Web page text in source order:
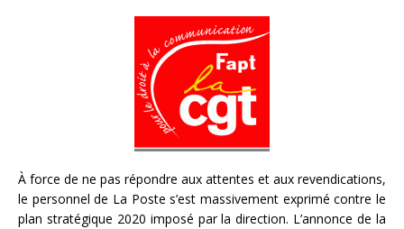
À force de ne pas répondre aux attentes et aux revendications,
le personnel de La Poste s’est massivement exprimé contre le
plan stratégique 2020 imposé par la direction. L’annonce de la